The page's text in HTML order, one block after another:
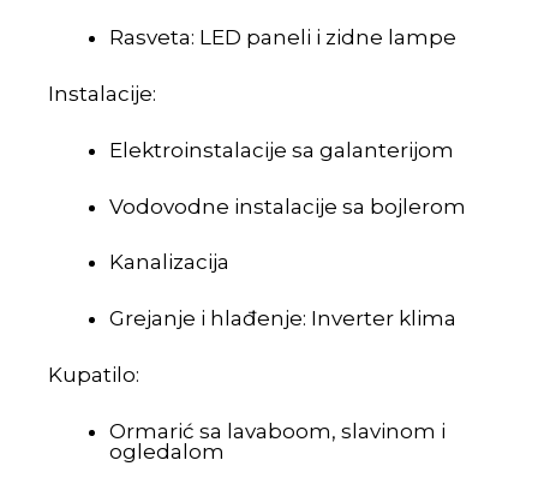
Rasveta: LED paneli i zidne lampe
Instalacije:
Elektroinstalacije sa galanterijom
Vodovodne instalacije sa bojlerom
Kanalizacija
Grejanje i hlađenje: Inverter klima
Kupatilo:
Ormarić sa lavaboom, slavinom i
ogledalom